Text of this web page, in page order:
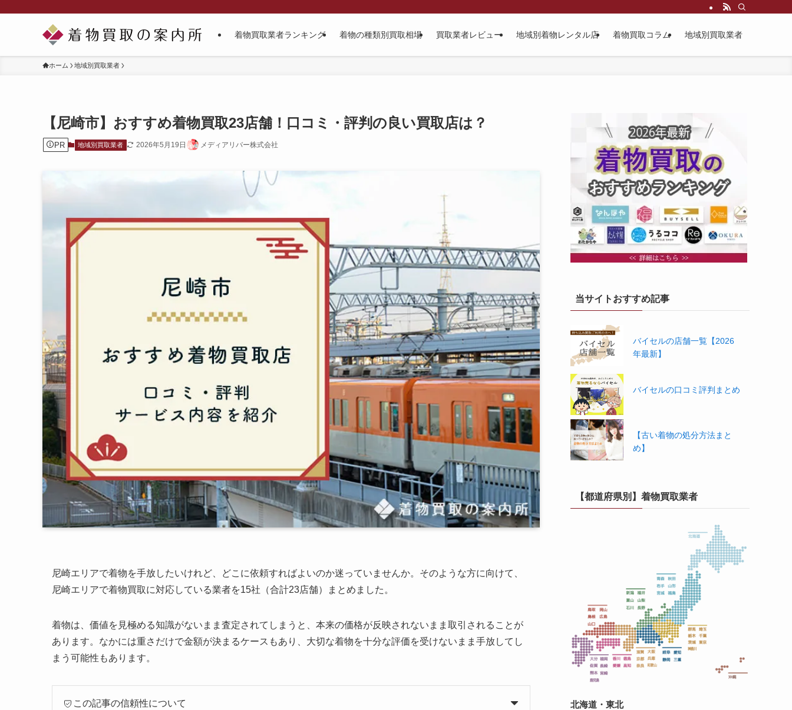
着物買取業者ランキング 着物の種類別買取相場 買取業者レビュー 地域別着物レンタル店 着物買取コラム 地域別買取業者
ホーム 地域別買取業者
【尼崎市】おすすめ着物買取23店舗！口コミ・評判の良い買取店は？
PR 地域別買取業者 2026年5月19日 メディアリバー株式会社
尼崎エリアで着物を手放したいけれど、どこに依頼すればよいのか迷っていませんか。そのような方に向けて、
尼崎エリアで着物買取に対応している業者を15社（合計23店舗）まとめました。
着物は、価値を見極める知識がないまま査定されてしまうと、本来の価格が反映されないまま取引されることが
あります。なかには重さだけで金額が決まるケースもあり、大切な着物を十分な評価を受けないまま手放してし
まう可能性もあります。
この記事の信頼性について
当サイトおすすめ記事
バイセルの店舗一覧【2026
年最新】
バイセルの口コミ評判まとめ
【古い着物の処分方法まと
め】
【都道府県別】着物買取業者
北海道・東北